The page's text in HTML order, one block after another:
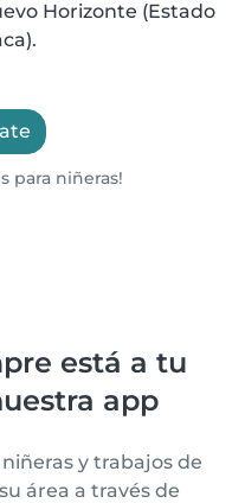
Horizonte (Estado
para niñeras!
está a tu
app
y trabajos de
área a través de